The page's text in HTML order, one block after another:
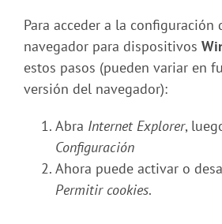
Para acceder a la configuración
navegador para dispositivos
estos pasos (pueden variar en
versión del navegador):
Abra Internet Explorer,
Configuración
Ahora puede activar o
Permitir cookies.